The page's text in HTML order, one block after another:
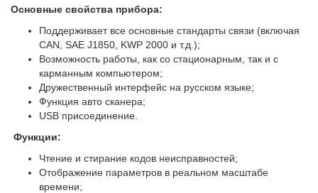
Основные свойства прибора:
Поддерживает все основные стандарты связи (включая
CAN, SAE J1850, KWP 2000 и т.д.);
Возможность работы, как со стационарным, так и с
карманным компьютером;
Дружественный интерфейс на русском языке;
Функция авто сканера;
USB присоединение.
Функции:
Чтение и стирание кодов неисправностей;
Отображение параметров в реальном масштабе
времени;